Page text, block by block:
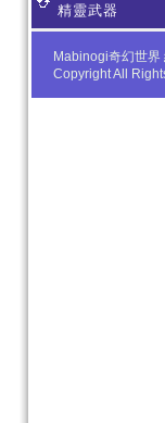
精靈武器
Mabinogi奇幻世
Copyright All